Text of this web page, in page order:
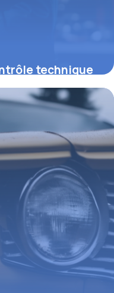
technique
cachés